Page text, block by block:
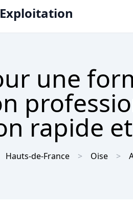
une
rapide
Hauts-de-France Oise